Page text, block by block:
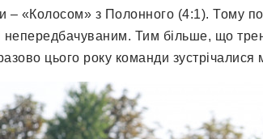
– «Колосом» з Полонного (4:1). Тому
непередбачуваним. Тим більше, що
цього року команди зустрічалися